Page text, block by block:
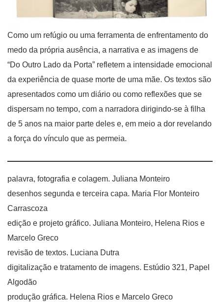
Como um refúgio ou uma ferramenta de enfrentamento do
medo da própria ausência, a narrativa e as imagens de
“Do Outro Lado da Porta” refletem a intensidade emocional
da experiência de quase morte de uma mãe. Os textos são
apresentados como um diário ou como reflexões que se
dispersam no tempo, com a narradora dirigindo-se à filha
de 5 anos na maior parte deles e, em meio a dor revelando
a força do vínculo que as permeia.
palavra, fotografia e colagem. Juliana Monteiro
desenhos segunda e terceira capa. Maria Flor Monteiro
Carrascoza
edição e projeto gráfico. Juliana Monteiro, Helena Rios e
Marcelo Greco
revisão de textos. Luciana Dutra
digitalização e tratamento de imagens. Estúdio 321, Papel
Algodão
produção gráfica. Helena Rios e Marcelo Greco